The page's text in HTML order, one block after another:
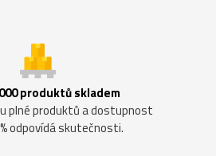
produktů skladem
plné produktů a dostupnost
odpovídá skutečnosti.